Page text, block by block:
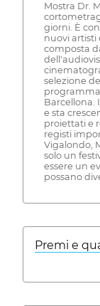
Mostra Dr.
giorni. È
nuovi artisti
composta
selezione
Barcellona.
e sta
proiettati e
registi
Vigalondo,
solo un
essere un
possano
Premi e